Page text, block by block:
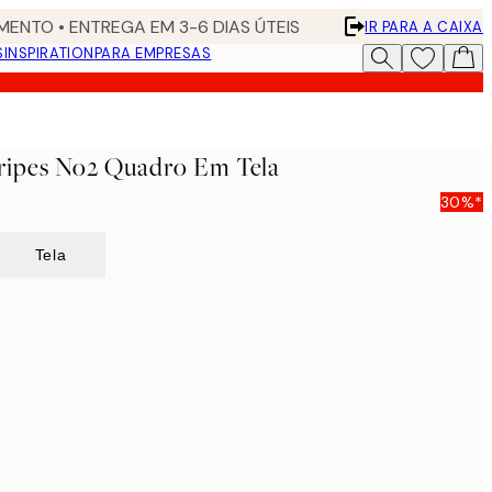
• ENTREGA EM 3-6 DIAS ÚTEIS
IR PARA A CAIXA
INSPIRATIONPARA EMPRESAS
No2 Quadro Em Tela
30%*
Tela